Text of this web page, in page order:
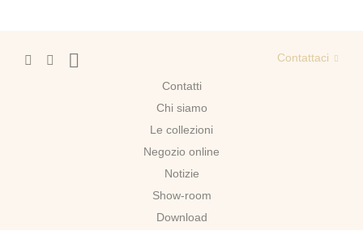
Contatti
Chi siamo
Le collezioni
Negozio online
Notizie
Show-room
Download
Contattaci